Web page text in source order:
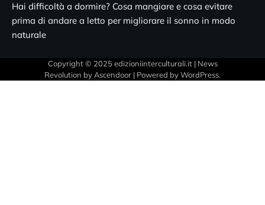
Hai difficoltà a dormire? Cosa mangiare e cosa evitare
prima di andare a letto per migliorare il sonno in modo
naturale
Copyright © 2025 edizioniinterculturali.it | News
Revolution byAscendoor | Powered byWordPress.